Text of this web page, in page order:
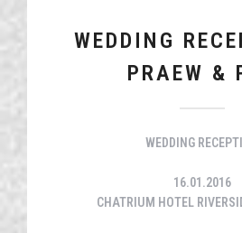
WEDDING
PRAEW &
WEDDING
16.01.2016
CHATRIUM HOTEL